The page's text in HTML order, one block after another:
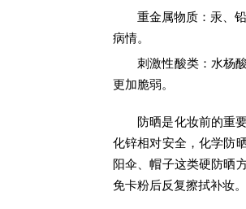
重金属物质：汞、
病情。
刺激性酸类：水杨
更加脆弱。
防晒是化妆前的重
化锌相对安全，化学防
阳伞、帽子这类硬防晒
免卡粉后反复擦拭补妆。